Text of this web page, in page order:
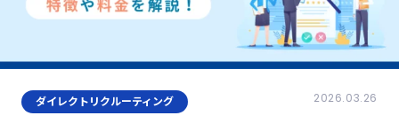
ダイレクトリクルーティング 2026.03.26